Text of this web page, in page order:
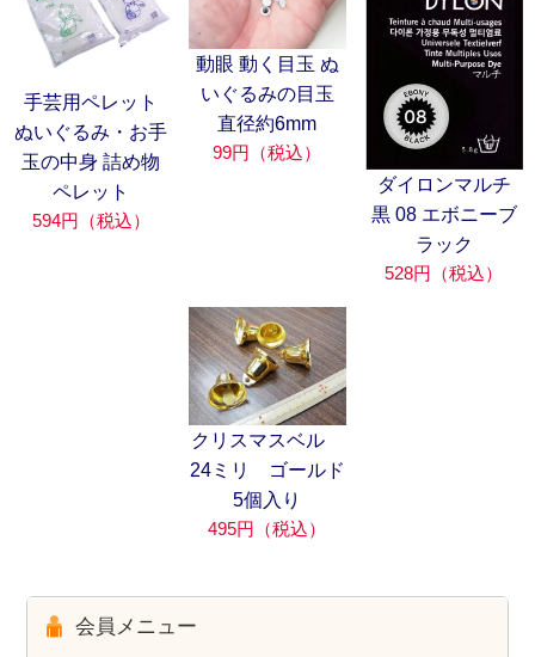
手芸用ペレット
ぬいぐるみ・お手
玉の中身 詰め物
ペレット
594円（税込）
動眼 動く目玉 ぬ
いぐるみの目玉
直径約6mm
99円（税込）
ダイロンマルチ
黒 08 エボニーブ
ラック
528円（税込）
クリスマスベル
24ミリ ゴールド
5個入り
495円（税込）
会員メニュー